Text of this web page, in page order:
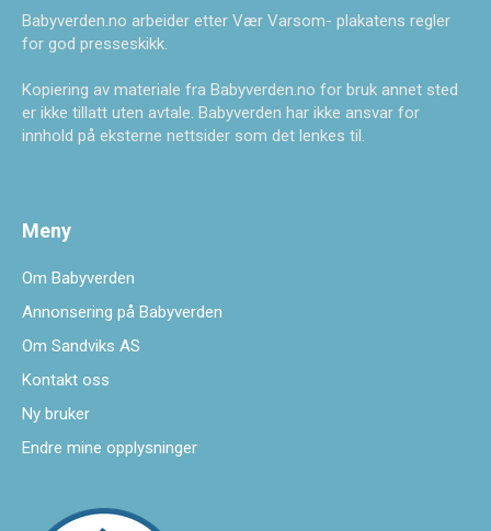
Babyverden.no arbeider etter Vær Varsom- plakatens regler
for god presseskikk.
Kopiering av materiale fra Babyverden.no for bruk annet sted
er ikke tillatt uten avtale. Babyverden har ikke ansvar for
innhold på eksterne nettsider som det lenkes til.
Meny
Om Babyverden
Annonsering på Babyverden
Om Sandviks AS
Kontakt oss
Ny bruker
Endre mine opplysninger